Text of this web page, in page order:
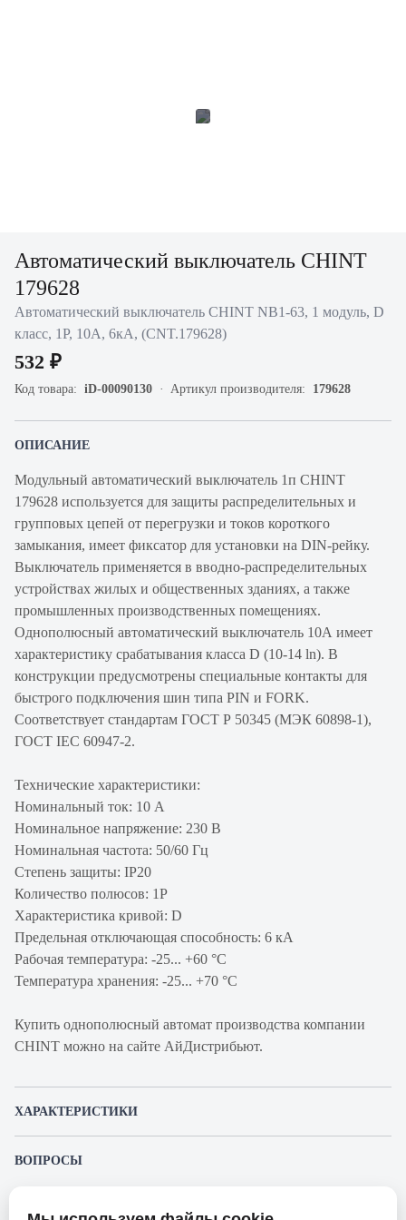
Автоматический выключатель CHINT
179628
Автоматический выключатель CHINT NB1-63, 1 модуль, D
класс, 1P, 10А, 6кА, (CNT.179628)
532 ₽
Код товара: iD-00090130 Артикул производителя: 179628
ОПИСАНИЕ
Модульный автоматический выключатель 1п CHINT
179628 используется для защиты распределительных и
групповых цепей от перегрузки и токов короткого
замыкания, имеет фиксатор для установки на DIN-рейку.
Выключатель применяется в вводно-распределительных
устройствах жилых и общественных зданиях, а также
промышленных производственных помещениях.
Однополюсный автоматический выключатель 10А имеет
характеристику срабатывания класса D (10-14 ln). В
конструкции предусмотрены специальные контакты для
быстрого подключения шин типа PIN и FORK.
Соответствует стандартам ГОСТ Р 50345 (МЭК 60898-1),
ГОСТ IEC 60947-2.
Технические характеристики:
Номинальный ток: 10 А
Номинальное напряжение: 230 В
Номинальная частота: 50/60 Гц
Степень защиты: IP20
Количество полюсов: 1P
Характеристика кривой: D
Предельная отключающая способность: 6 кА
Рабочая температура: -25... +60 °C
Температура хранения: -25... +70 °C
Купить однополюсный автомат производства компании
CHINT можно на сайте АйДистрибьют.
ХАРАКТЕРИСТИКИ
ВОПРОСЫ